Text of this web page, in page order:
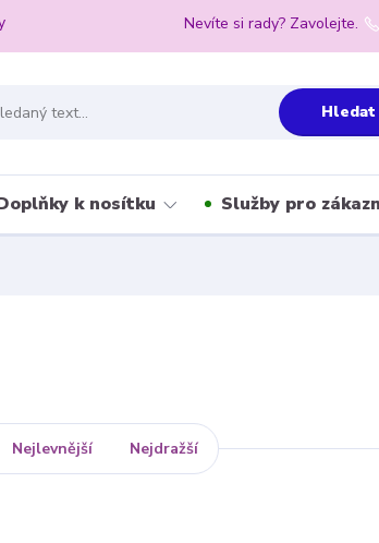
Hledat
Nevíte si rady? Zavolejte.
k nosítku Služby pro
Nejlevnější Nejdražší